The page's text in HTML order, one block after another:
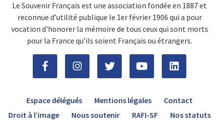
Le Souvenir Français est une association fondée en 1887 et
reconnue d’utilité publique le 1er février 1906 qui a pour
vocation d'honorer la mémoire de tous ceux qui sont morts
pour la France qu’ils soient Français ou étrangers.
Espace délégués Mentions légales
Contact
Droit à l’image
Nous soutenir RAFI-SF Nos statuts